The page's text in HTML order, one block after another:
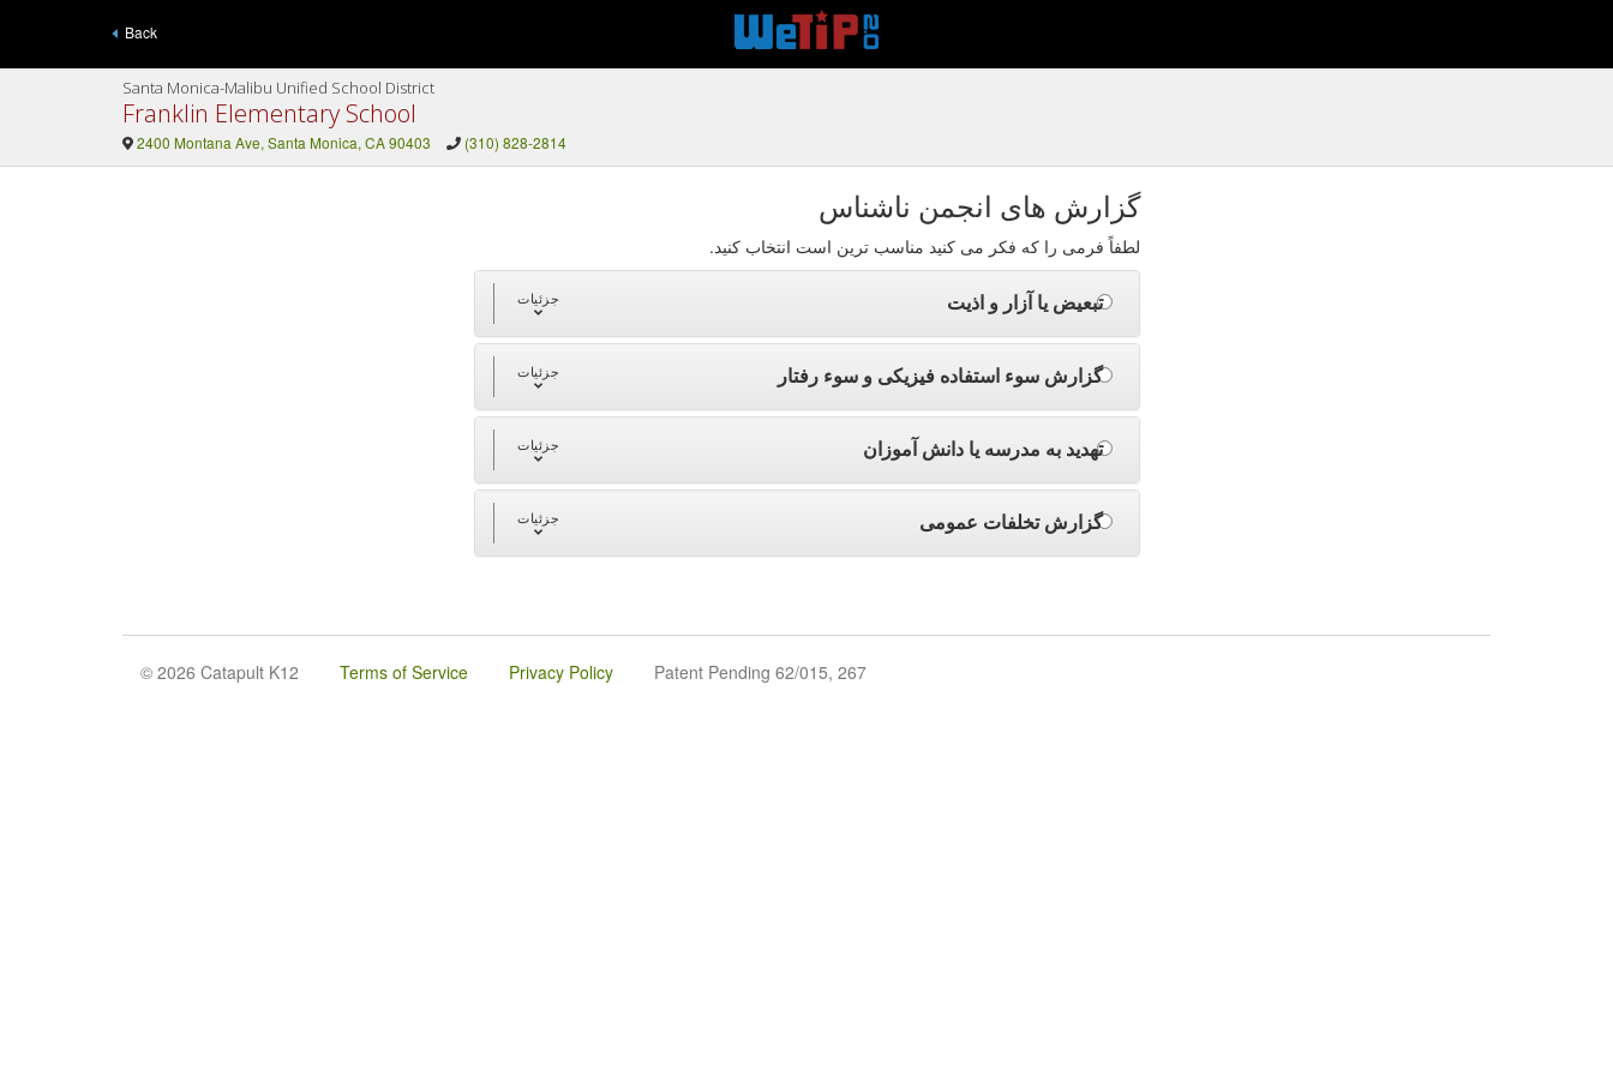
Back
Santa Monica-Malibu Unified School District
Franklin Elementary School
2400 Montana Ave, Santa Monica, CA 90403 (310) 828-2814
گزارش های انجمن ناشناس
لطفاً فرمی را که فکر می کنید مناسب ترین است انتخاب کنید.
تبعیض یا آزار و اذیت جزئیات
گزارش سوء استفاده فیزیکی و سوء رفتار جزئیات
تهدید به مدرسه یا دانش آموزان جزئیات
گزارش تخلفات عمومی جزئیات
© 2026 Catapult K12 Terms of Service Privacy Policy Patent Pending 62/015, 267